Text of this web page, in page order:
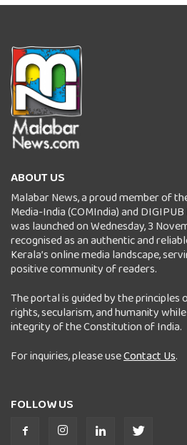
ABOUT US
Malabar News, a proud member of
Media-India (COMIndia) and
was launched on Wednesday, 3
recognised as an authentic and
Kerala’s online media landscape,
positive community of readers.
The portal is guided by the principles
rights, secularism, and humanity
integrity of the Constitution of India.
For inquiries, please useContact Us.
FOLLOW US